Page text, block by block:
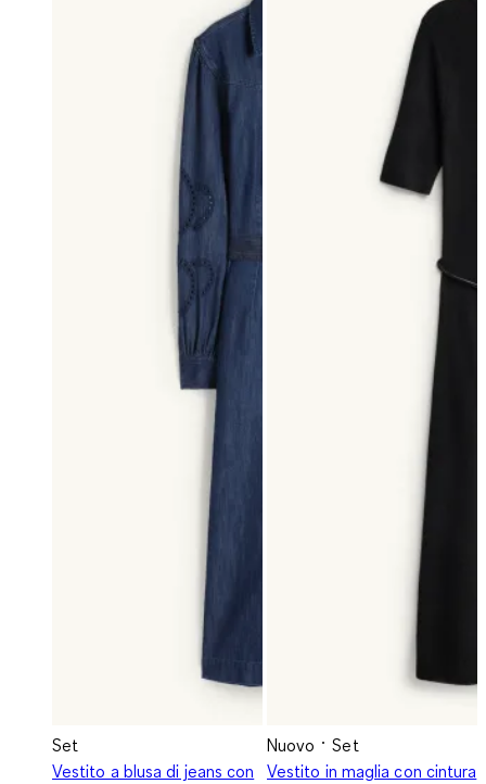
Set
Vestito a blusa di jeans con
Nuovo
Set
Vestito in maglia con cintura